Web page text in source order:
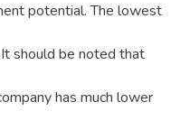
potential. The lowest
should be noted that
has much lower